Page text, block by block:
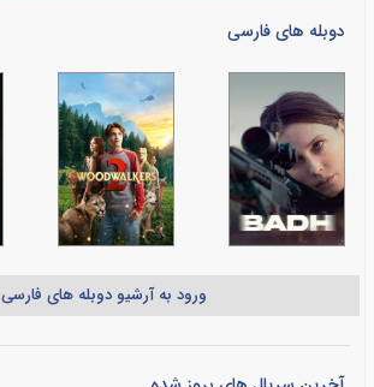
دوبله های فارسی
ورود به آرشیو دوبله های فارسی